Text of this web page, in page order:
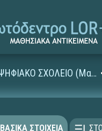
ΨΗΦΙΑΚΟ ΣΧΟΛΕΙΟ (Μαθησιακά Αντικείμενα)
ΒΑΣΙΚΑ ΣΤΟΙΧΕΙΑ